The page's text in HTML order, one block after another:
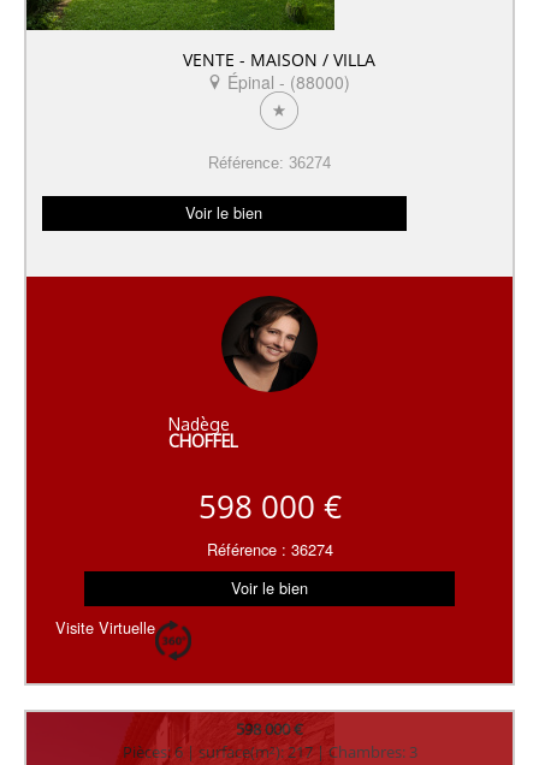
VENTE - MAISON / VILLA
Épinal - (88000)
Référence: 36274
Voir le bien
Nadège
CHOFFEL
598 000 €
Référence : 36274
Voir le bien
Visite Virtuelle
598 000 €
Pièces: 6 | surface(m²): 217 | Chambres: 3